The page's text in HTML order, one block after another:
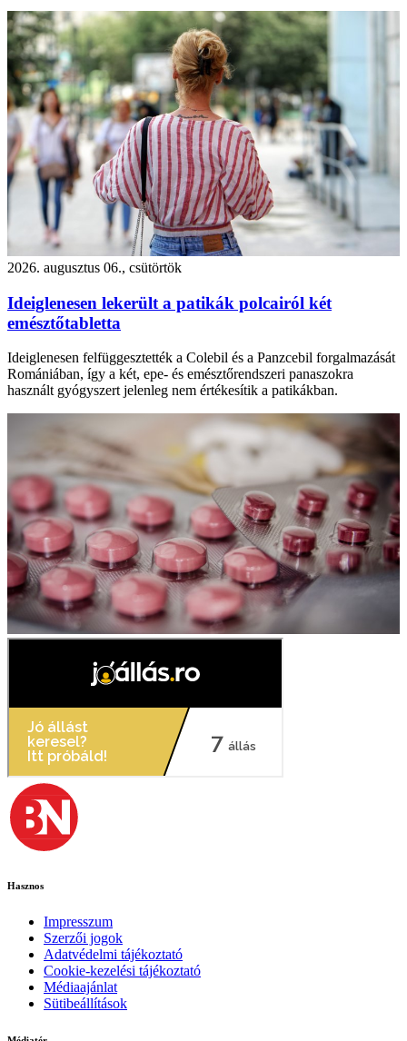
2026. augusztus 06., csütörtök
Ideiglenesen lekerült a patikák polcairól két
emésztőtabletta
Ideiglenesen felfüggesztették a Colebil és a Panzcebil forgalmazását
Romániában, így a két, epe- és emésztőrendszeri panaszokra
használt gyógyszert jelenleg nem értékesítik a patikákban.
Hasznos
Impresszum
Szerzői jogok
Adatvédelmi tájékoztató
Cookie-kezelési tájékoztató
Médiaajánlat
Sütibeállítások